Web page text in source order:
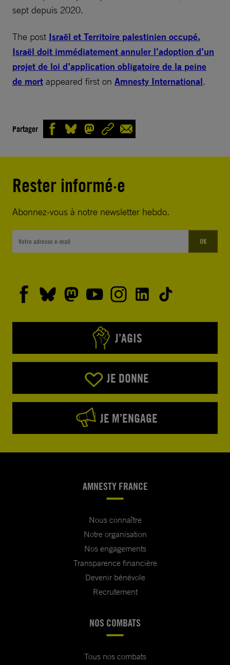
sept depuis 2020.
The post Israël et Territoire palestinien occupé.
Israël doit immédiatement annuler l’adoption d’un
projet de loi d’application obligatoire de la peine
de mort appeared first on Amnesty International.
Partager
Rester informé·e
Abonnez-vous à notre newsletter hebdo.
OK
J’AGIS
JE DONNE
JE M’ENGAGE
AMNESTY FRANCE
Nous connaître
Notre organisation
Nos engagements
Transparence financière
Devenir bénévole
Recrutement
NOS COMBATS
Tous nos combats